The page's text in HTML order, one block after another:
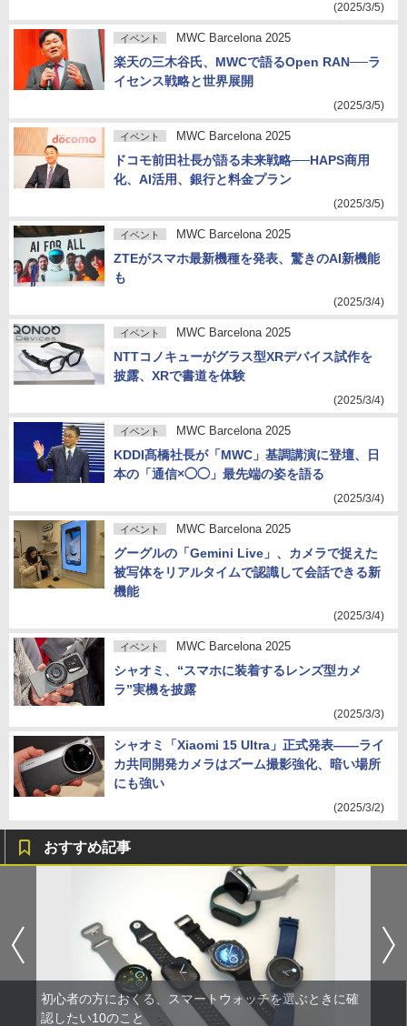
(2025/3/5)
イベント MWC Barcelona 2025
楽天の三木谷氏、MWCで語るOpen RAN──ラ
イセンス戦略と世界展開
(2025/3/5)
イベント MWC Barcelona 2025
ドコモ前田社長が語る未来戦略──HAPS商用
化、AI活用、銀行と料金プラン
(2025/3/5)
イベント MWC Barcelona 2025
ZTEがスマホ最新機種を発表、驚きのAI新機能
も
(2025/3/4)
イベント MWC Barcelona 2025
NTTコノキューがグラス型XRデバイス試作を
披露、XRで書道を体験
(2025/3/4)
イベント MWC Barcelona 2025
KDDI髙橋社長が「MWC」基調講演に登壇、日
本の「通信×◯◯」最先端の姿を語る
(2025/3/4)
イベント MWC Barcelona 2025
グーグルの「Gemini Live」、カメラで捉えた
被写体をリアルタイムで認識して会話できる新
機能
(2025/3/4)
イベント MWC Barcelona 2025
シャオミ、“スマホに装着するレンズ型カメ
ラ”実機を披露
(2025/3/3)
シャオミ「Xiaomi 15 Ultra」正式発表――ライ
カ共同開発カメラはズーム撮影強化、暗い場所
にも強い
(2025/3/2)
おすすめ記事
初心者の方におくる、スマートウォッチを選ぶときに確
認したい10のこと